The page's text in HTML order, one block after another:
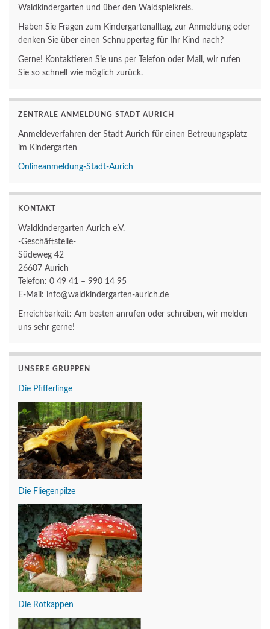
Waldkindergarten und über den Waldspielkreis.
Haben Sie Fragen zum Kindergartenalltag, zur Anmeldung oder
denken Sie über einen Schnuppertag für Ihr Kind nach?
Gerne! Kontaktieren Sie uns per Telefon oder Mail, wir rufen
Sie so schnell wie möglich zurück.
ZENTRALE ANMELDUNG STADT AURICH
Anmeldeverfahren der Stadt Aurich für einen Betreuungsplatz
im Kindergarten
Onlineanmeldung-Stadt-Aurich
KONTAKT
Waldkindergarten Aurich e.V.
-Geschäftstelle-
Südeweg 42
26607 Aurich
Telefon: 0 49 41 – 990 14 95
E-Mail: info@waldkindergarten-aurich.de
Erreichbarkeit: Am besten anrufen oder schreiben, wir melden
uns sehr gerne!
UNSERE GRUPPEN
Die Pfifferlinge
Die Fliegenpilze
Die Rotkappen